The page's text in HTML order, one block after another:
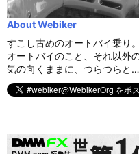
About Webiker
すこし古めのオートバイ乗り。
オートバイのこと、それ以外の
気の向くままに、つらつらと…